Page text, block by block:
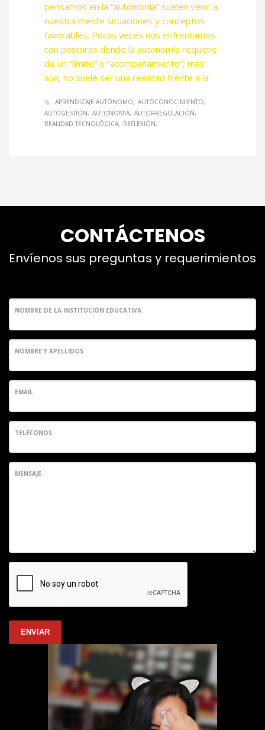
pensamos en la “autonomía” suelen venir a
nuestra mente situaciones y conceptos
favorables. Pocas veces nos enfrentamos
con posturas donde la autonomía requiere
de un “límite” o “acompañamiento”, más
aún, no suele ser una realidad frente a la
APRENDIZAJE AUTÓNOMO
AUTOCONOCIMIENTO
AUTOGESTIÓN
AUTONOMIA AUTORREGULACIÓN
REALIDAD TECNOLÓGICA
REFLEXIÓN
CONTÁCTENOS
Envíenos sus preguntas y requerimientos
NOMBRE DE LA INSTITUCIÓN EDUCATIVA
NOMBRE Y APELLIDOS
EMAIL
TELÉFONOS
MENSAJE
ENVIAR